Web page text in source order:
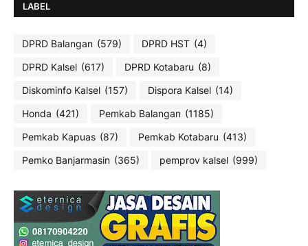
LABEL
DPRD Balangan (579) DPRD HST (4)
DPRD Kalsel (617) DPRD Kotabaru (8)
Diskominfo Kalsel (157) Dispora Kalsel (14)
Honda (421) Pemkab Balangan (1185)
Pemkab Kapuas (87) Pemkab Kotabaru (413)
Pemko Banjarmasin (365) pemprov kalsel (999)